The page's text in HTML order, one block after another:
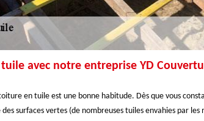
avec notre entreprise YD
en tuile est une bonne habitude. Dès que vous
surfaces vertes (de nombreuses tuiles envahies par les